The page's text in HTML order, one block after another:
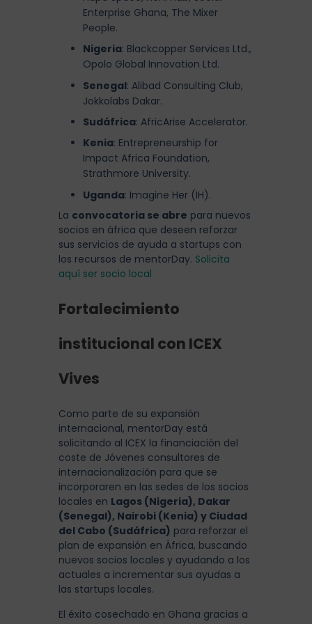
Enterprise Ghana, The Mixer
People.
Nigeria: Blackcopper Services Ltd.,
Opolo Global Innovation Ltd.
Senegal: Alibad Consulting Club,
Jokkolabs Dakar.
Sudáfrica: AfricArise Accelerator.
Kenia: Entrepreneurship for
Impact Africa Foundation,
Strathmore University.
Uganda: Imagine Her (IH).
La convocatoria se abre para nuevos
socios en áfrica que deseen reforzar
sus servicios de ayuda a startups con
los recursos de mentorDay. Solicita
aquí ser socio local
Fortalecimiento
institucional con ICEX
Vives
Como parte de su expansión
internacional, mentorDay está
solicitando al ICEX la financiación del
coste de Jóvenes consultores de
internacionalización para que se
incorporaren en las sedes de los socios
locales en Lagos (Nigeria), Dakar
(Senegal), Nairobi (Kenia) y Ciudad
del Cabo (Sudáfrica) para reforzar el
plan de expansión en África, buscando
nuevos socios locales y ayudando a los
actuales a incrementar sus ayudas a
las startups locales.
El éxito cosechado en Ghana gracias a